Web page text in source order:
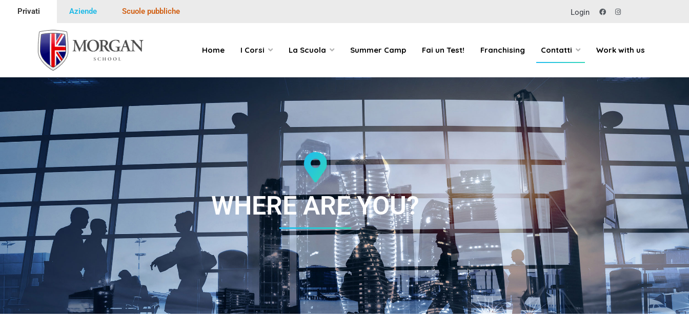
Privati Aziende Scuole pubbliche Login
Morgan SchoolHome I Corsi La Scuola Summer Camp Fai un Test! Franchising Contatti Work with us
WHERE ARE YOU?